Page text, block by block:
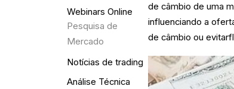
Webinars Online
Pesquisa de
Mercado
Notícias de trading
Análise Técnica
de câmbio de uma
influenciando a
de câmbio ou